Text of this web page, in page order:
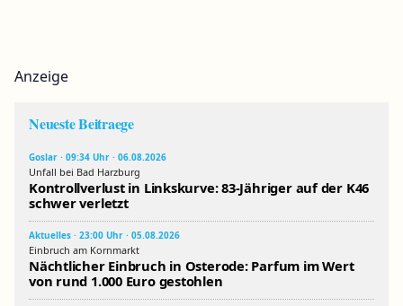
Anzeige
Neueste Beitraege
Goslar · 09:34 Uhr · 06.08.2026
Unfall bei Bad Harzburg
Kontrollverlust in Linkskurve: 83-Jähriger auf der K46
schwer verletzt
Aktuelles · 23:00 Uhr · 05.08.2026
Einbruch am Kornmarkt
Nächtlicher Einbruch in Osterode: Parfum im Wert
von rund 1.000 Euro gestohlen